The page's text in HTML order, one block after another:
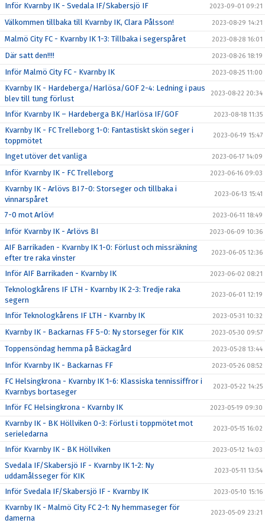
Inför Kvarnby IK - Svedala IF/Skabersjö IF 2023-09-01 09:21
Välkommen tillbaka till Kvarnby IK, Clara Pålsson! 2023-08-29 14:21
Malmö City FC - Kvarnby IK 1-3: Tillbaka i segerspåret 2023-08-28 16:01
Där satt den!!!! 2023-08-26 18:19
Inför Malmö City FC - Kvarnby IK 2023-08-25 11:00
Kvarnby IK - Hardeberga/Harlösa/GOF 2-4: Ledning i paus
blev till tung förlust
2023-08-22 20:34
Inför Kvarnby IK – Hardeberga BK/Harlösa IF/GOF 2023-08-18 11:35
Kvarnby IK - FC Trelleborg 1-0: Fantastiskt skön seger i
toppmötet
2023-06-19 15:47
Inget utöver det vanliga 2023-06-17 14:09
Inför Kvarnby IK - FC Trelleborg 2023-06-16 09:03
Kvarnby IK - Arlövs BI 7-0: Storseger och tillbaka i
vinnarspåret
2023-06-13 15:41
7-0 mot Arlöv! 2023-06-11 18:49
Inför Kvarnby IK - Arlövs BI 2023-06-09 10:36
AIF Barrikaden - Kvarnby IK 1-0: Förlust och missräkning
efter tre raka vinster
2023-06-05 12:36
Inför AIF Barrikaden - Kvarnby IK 2023-06-02 08:21
Teknologkårens IF LTH - Kvarnby IK 2-3: Tredje raka
segern
2023-06-01 12:19
Inför Teknologkårens IF LTH - Kvarnby IK 2023-05-31 10:32
Kvarnby IK - Backarnas FF 5-0: Ny storseger för KIK 2023-05-30 09:57
Toppensöndag hemma på Bäckagård 2023-05-28 13:44
Inför Kvarnby IK - Backarnas FF 2023-05-26 08:52
FC Helsingkrona - Kvarnby IK 1-6: Klassiska tennissiffror i
Kvarnbys bortaseger
2023-05-22 14:25
Inför FC Helsingkrona - Kvarnby IK 2023-05-19 09:30
Kvarnby IK - BK Höllviken 0-3: Förlust i toppmötet mot
serieledarna
2023-05-15 16:02
Inför Kvarnby IK - BK Höllviken 2023-05-12 14:03
Svedala IF/Skabersjö IF - Kvarnby IK 1-2: Ny
uddamålsseger för KIK
2023-05-11 13:54
Inför Svedala IF/Skabersjö IF - Kvarnby IK 2023-05-10 15:16
Kvarnby IK - Malmö City FC 2-1: Ny hemmaseger för
damerna
2023-05-09 23:21